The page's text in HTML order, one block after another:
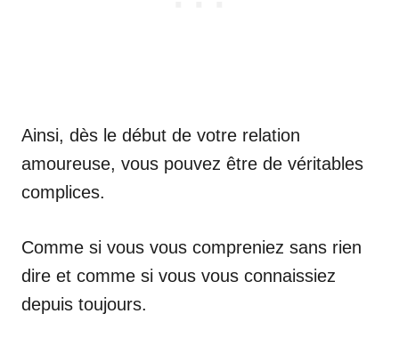
Ainsi, dès le début de votre relation
amoureuse, vous pouvez être de véritables
complices.
Comme si vous vous compreniez sans rien
dire et comme si vous vous connaissiez
depuis toujours.